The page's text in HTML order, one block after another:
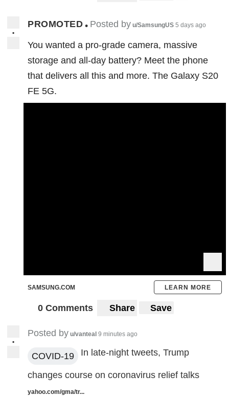
•
PROMOTED • Posted by u/SamsungUS 5 days ago
You wanted a pro-grade camera, massive
storage and all-day battery? Meet the phone
that delivers all this and more. The Galaxy S20
FE 5G.
SAMSUNG.COM LEARN MORE
0 Comments Share Save
•
Posted by u/vanteal 9 minutes ago
COVID-19 In late-night tweets, Trump
changes course on coronavirus relief talks
yahoo.com/gma/tr...